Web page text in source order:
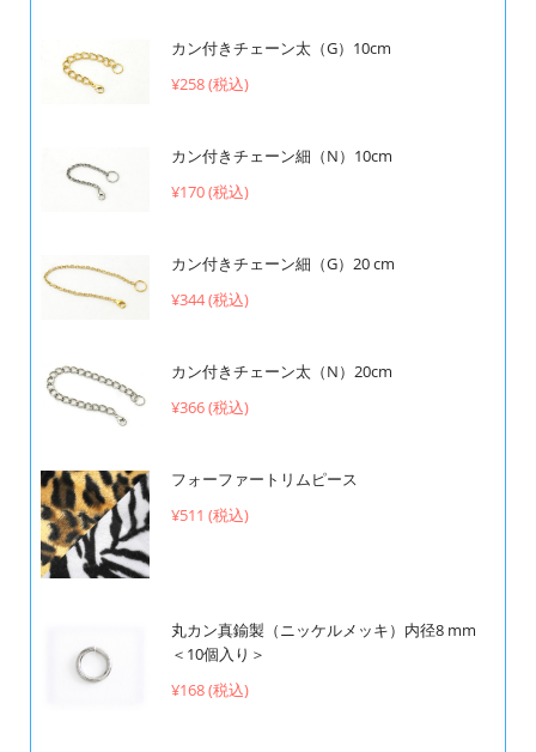
カン付きチェーン太（G）10cm
¥258 (税込)
カン付きチェーン細（N）10cm
¥170 (税込)
カン付きチェーン細（G）20 cm
¥344 (税込)
カン付きチェーン太（N）20cm
¥366 (税込)
フォーファートリムピース
¥511 (税込)
丸カン真鍮製（ニッケルメッキ）内径8 mm
＜10個入り＞
¥168 (税込)